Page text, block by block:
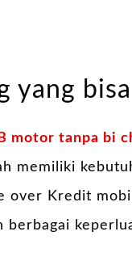
yang
motor tanpa bi
memiliki
over Kredit
berbagai